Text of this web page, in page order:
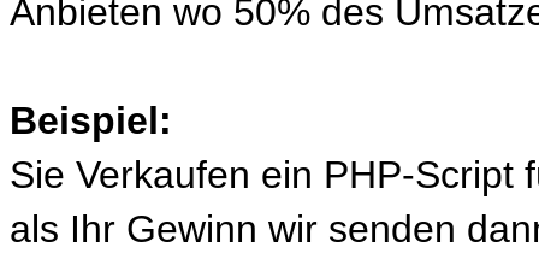
Anbieten wo 50% des
Beispiel:
Sie Verkaufen ein PHP-Script
als Ihr Gewinn wir senden